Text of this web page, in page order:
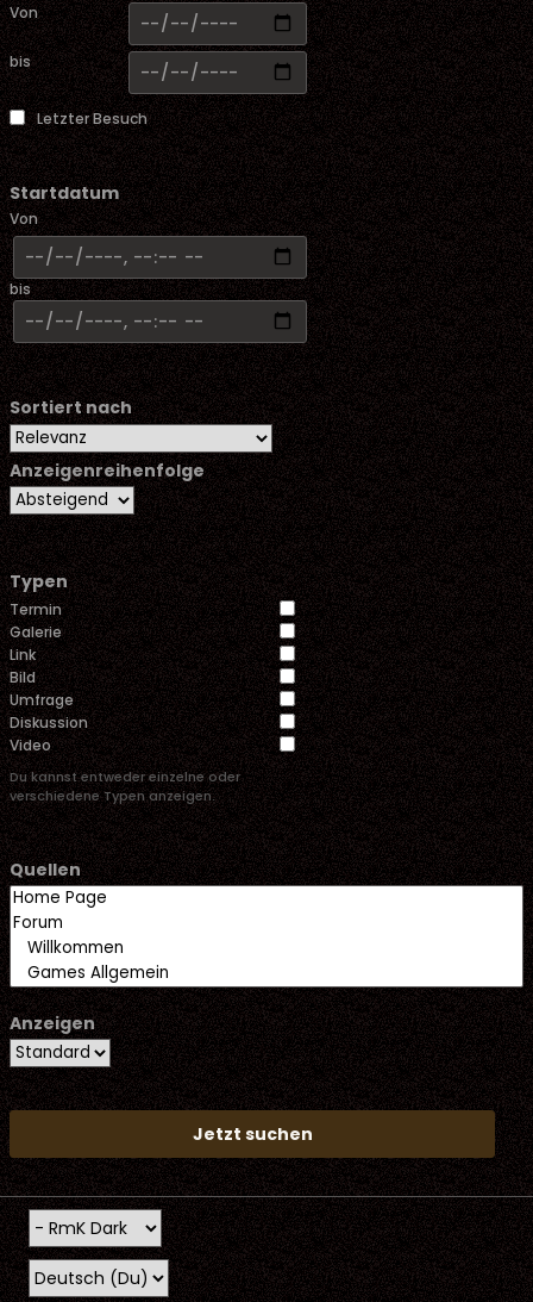
Von
bis
Letzter Besuch
Startdatum
Von
bis
Sortiert nach
Anzeigenreihenfolge
Typen
Termin
Galerie
Link
Bild
Umfrage
Diskussion
Video
Du kannst entweder einzelne oder
verschiedene Typen anzeigen.
Quellen
Anzeigen
Jetzt suchen